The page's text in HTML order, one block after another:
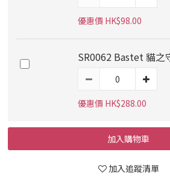
優惠價 HK$98.00
SR0062 Bastet 貓之
優惠價 HK$288.00
加入購物車
加入追蹤清單